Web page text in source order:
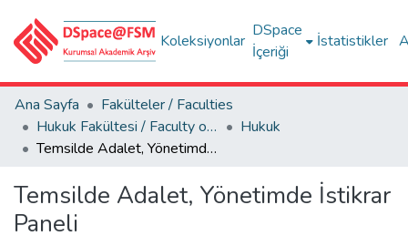
Koleksiyonlar
DSpace
İçeriği
İstatistikler
Ana Sayfa
Fakülteler / Faculties
Hukuk Fakültesi / Faculty of Law
Hukuk
Temsilde Adalet, Yönetimde İstikrar Paneli
Temsilde Adalet, Yönetimde İstikrar
Paneli